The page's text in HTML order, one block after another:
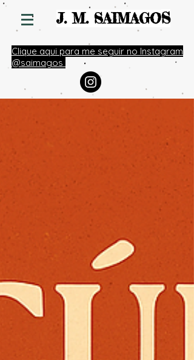
J. M. SAIMAGOS
Clique aqui para me seguir no Instagram
@saimagos